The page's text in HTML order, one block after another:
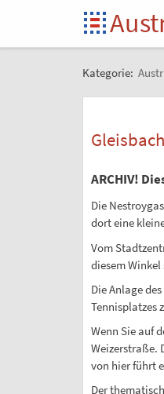
Kategorie:
ARCHIV!
Die
dort eine
Vom
diesem
Die Anlage
Tennisplatzes
Wenn Sie auf
Weizerstraße.
von hier führt
Der